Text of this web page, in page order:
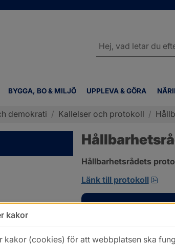
BYGGA, BO & MILJÖ UPPLEVA & GÖRA
webbplatsen
demokrati / Kallelser och protokoll /
Hållbarhetsrådets
Länk till protokoll
pdf,
kakor
kakor (cookies) för att webbplatsen ska